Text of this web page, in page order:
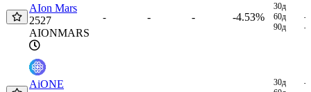
AIon Mars
2527
AIONMARS
- - - -4.53%
30д
60д
-
90д
-
AiONE
30д
-